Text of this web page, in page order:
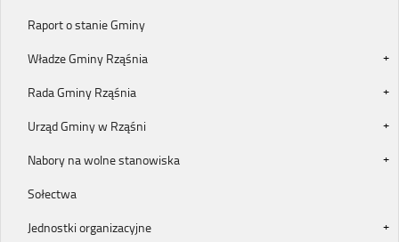
Raport o stanie Gminy
Władze Gminy Rząśnia
Rada Gminy Rząśnia
Urząd Gminy w Rząśni
Nabory na wolne stanowiska
Sołectwa
Jednostki organizacyjne